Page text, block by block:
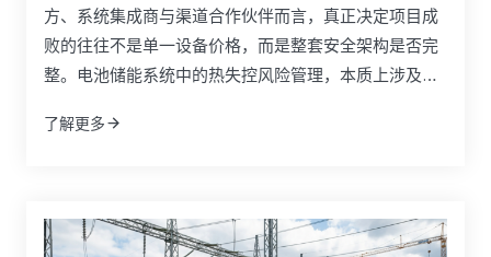
方、系统集成商与渠道合作伙伴而言，真正决定项目成
败的往往不是单一设备价格，而是整套安全架构是否完
整。电池储能系统中的热失控风险管理，本质上涉及电
置、灭火系统、舱体结构以及合规文件之间的协同。如
任边界。
了解更多